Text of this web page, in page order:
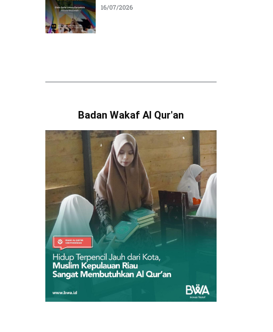
16/07/2026
Badan Wakaf Al Qur'an